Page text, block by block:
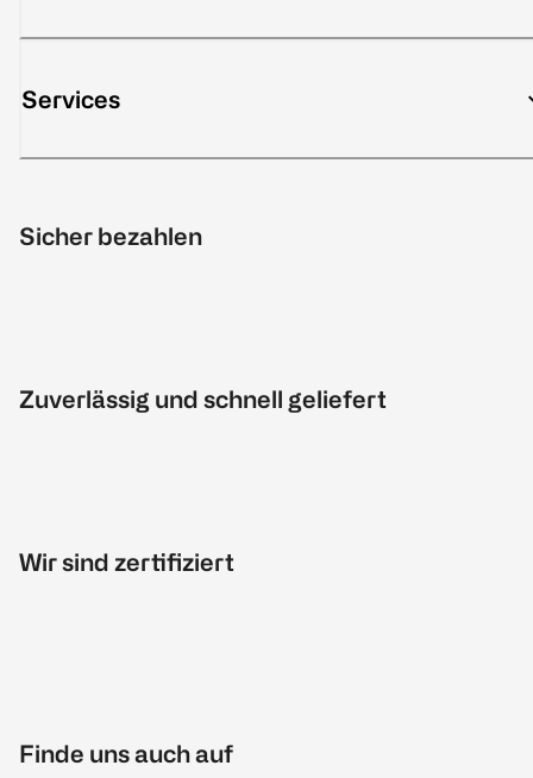
Services
Sicher bezahlen
Zuverlässig und schnell geliefert
Wir sind zertifiziert
Finde uns auch auf